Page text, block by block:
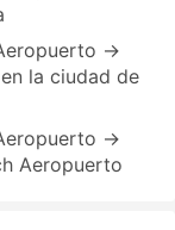
→
la ciudad de
→
Aeropuerto